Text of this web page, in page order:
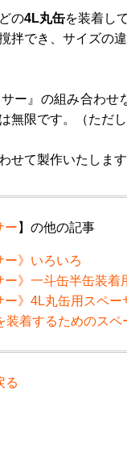
の4L丸缶を装着し
拌でき、サイズの
サー』の組み合わ
無限です。（ただ
せて製作いたしま
ー 】の他の記事
ー》いろいろ
ー》一斗缶半缶装着
ー》4L丸缶用スペー
装着するためのスペ
る